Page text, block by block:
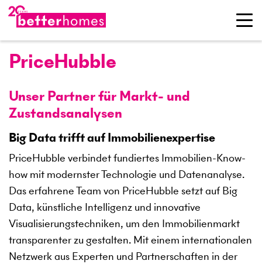
PriceHubble
Unser Partner für Markt- und
Zustandsanalysen
Big Data trifft auf Immobilienexpertise
PriceHubble verbindet fundiertes Immobilien-Know-
how mit modernster Technologie und Datenanalyse.
Das erfahrene Team von PriceHubble setzt auf Big
Data, künstliche Intelligenz und innovative
Visualisierungstechniken, um den Immobilienmarkt
transparenter zu gestalten. Mit einem internationalen
Netzwerk aus Experten und Partnerschaften in der